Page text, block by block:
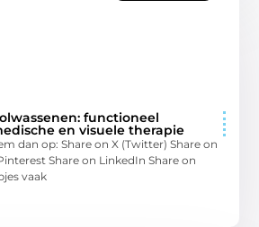
functioneel
en visuele therapie
dan op: Share on X (Twitter) Share on
Share on LinkedIn Share on
vaak